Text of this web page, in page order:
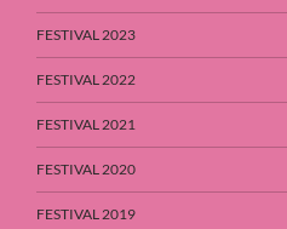
FESTIVAL 2023
FESTIVAL 2022
FESTIVAL 2021
FESTIVAL 2020
FESTIVAL 2019